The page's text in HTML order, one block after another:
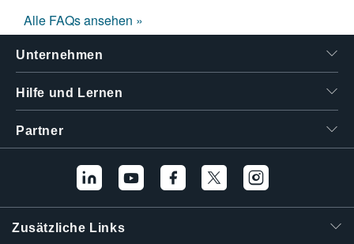
Alle FAQs ansehen »
Unternehmen
Hilfe und Lernen
Partner
Zusätzliche Links